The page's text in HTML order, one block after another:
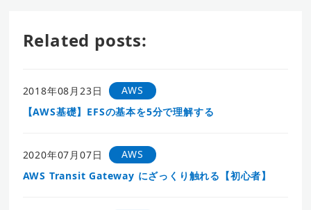
Related posts:
2018年08月23日
AWS
【AWS基礎】EFSの基本を5分で理解する
2020年07月07日
AWS
AWS Transit Gateway にざっくり触れる【初心者】